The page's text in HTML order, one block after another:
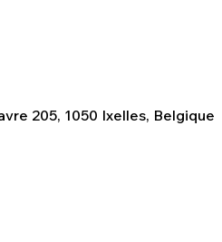
205, 1050 Ixelles, Belgique